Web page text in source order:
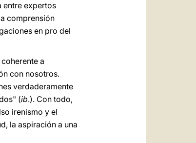
entre expertos
comprensión
en pro del
a
con nosotros.
verdaderamente
(ib.). Con todo,
irenismo y el
la aspiración a una